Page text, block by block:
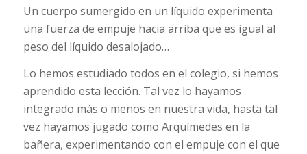
Un cuerpo sumergido en un líquido experimenta
una fuerza de empuje hacia arriba que es igual al
peso del líquido desalojado…
Lo hemos estudiado todos en el colegio, si hemos
aprendido esta lección. Tal vez lo hayamos
integrado más o menos en nuestra vida, hasta tal
vez hayamos jugado como Arquímedes en la
bañera, experimentando con el empuje con el que